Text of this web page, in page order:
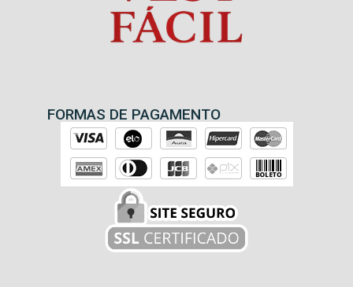
FORMAS DE PAGAMENTO